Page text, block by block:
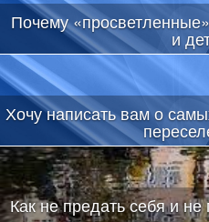
Почему
и
Хочу написать вам о
Как не предать себя и не